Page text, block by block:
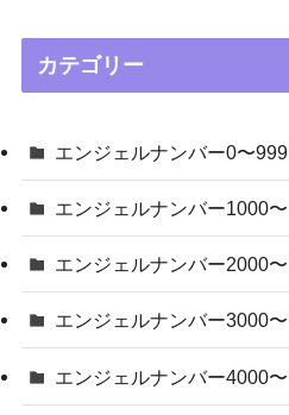
カテゴリー
エンジェルナンバー0〜999
エンジェルナンバー1000〜
エンジェルナンバー2000〜
エンジェルナンバー3000〜
エンジェルナンバー4000〜